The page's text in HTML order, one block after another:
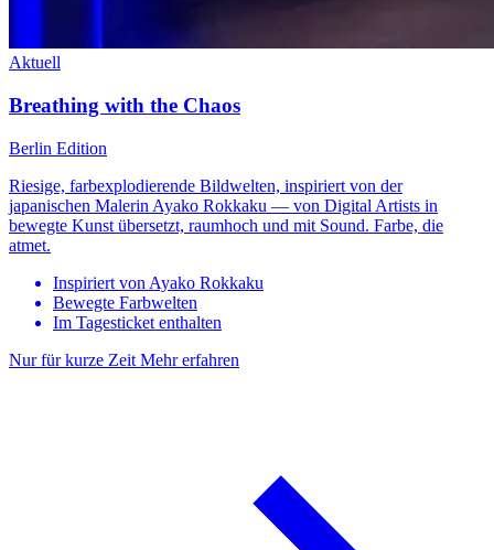
Aktuell
Breathing with the Chaos
Berlin Edition
Riesige, farbexplodierende Bildwelten, inspiriert von der
japanischen Malerin Ayako Rokkaku — von Digital Artists in
bewegte Kunst übersetzt, raumhoch und mit Sound. Farbe, die
atmet.
Inspiriert von Ayako Rokkaku
Bewegte Farbwelten
Im Tagesticket enthalten
Nur für kurze Zeit Mehr erfahren